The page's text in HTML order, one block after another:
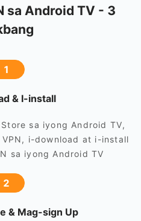
sa Android TV - 3
1
& I-install
sa iyong Android TV,
i-download at i-install
sa iyong Android TV
2
& Mag-sign Up